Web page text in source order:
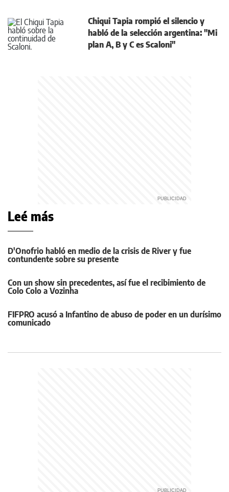
Chiqui Tapia rompió el silencio y
habló de la selección argentina: "Mi
plan A, B y C es Scaloni"
Leé más
D'Onofrio habló en medio de la crisis de River y fue
contundente sobre su presente
Con un show sin precedentes, así fue el recibimiento de
Colo Colo a Vozinha
FIFPRO acusó a Infantino de abuso de poder en un durísimo
comunicado